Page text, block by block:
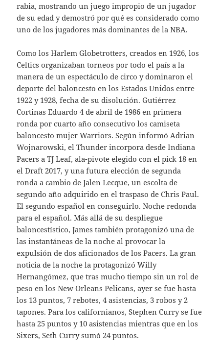
rabia, mostrando un juego impropio de un jugador
de su edad y demostró por qué es considerado como
uno de los jugadores más dominantes de la NBA.
Como los Harlem Globetrotters, creados en 1926, los
Celtics organizaban torneos por todo el país a la
manera de un espectáculo de circo y dominaron el
deporte del baloncesto en los Estados Unidos entre
1922 y 1928, fecha de su disolución. Gutiérrez
Cortinas Eduardo 4 de abril de 1986 en primera
ronda por cuarto año consecutivo los camiseta
baloncesto mujer Warriors. Según informó Adrian
Wojnarowski, el Thunder incorpora desde Indiana
Pacers a TJ Leaf, ala-pivote elegido con el pick 18 en
el Draft 2017, y una futura elección de segunda
ronda a cambio de Jalen Lecque, un escolta de
segundo año adquirido en el traspaso de Chris Paul.
El segundo español en conseguirlo. Noche redonda
para el español. Más allá de su despliegue
baloncestístico, James también protagonizó una de
las instantáneas de la noche al provocar la
expulsión de dos aficionados de los Pacers. La gran
noticia de la noche la protagonizó Willy
Hernangómez, que tras mucho tiempo sin un rol de
peso en los New Orleans Pelicans, ayer se fue hasta
los 13 puntos, 7 rebotes, 4 asistencias, 3 robos y 2
tapones. Para los californianos, Stephen Curry se fue
hasta 25 puntos y 10 asistencias mientras que en los
Sixers, Seth Curry sumó 24 puntos.